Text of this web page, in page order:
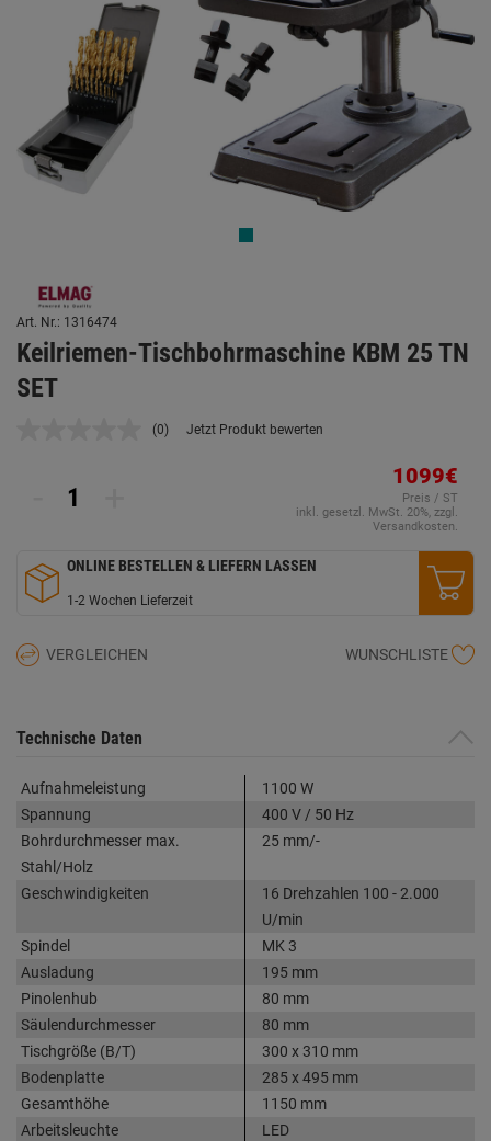
Art. Nr.: 1316474
Keilriemen-Tischbohrmaschine KBM 25 TN
SET
Kein
(0) Jetzt Produkt bewerten
1099€
Preis / ST
inkl. gesetzl. MwSt. 20%, zzgl.
Versandkosten.
ONLINE BESTELLEN & LIEFERN LASSEN
1-2 Wochen Lieferzeit
VERGLEICHEN WUNSCHLISTE
Technische Daten
Aufnahmeleistung
1100 W
Spannung
400 V / 50 Hz
Bohrdurchmesser max.
Stahl/Holz
25 mm/-
Geschwindigkeiten
16 Drehzahlen 100 - 2.000
U/min
Spindel
MK 3
Ausladung
195 mm
Pinolenhub
80 mm
Säulendurchmesser
80 mm
Tischgröße (B/T)
300 x 310 mm
Bodenplatte
285 x 495 mm
Gesamthöhe
1150 mm
Arbeitsleuchte
LED